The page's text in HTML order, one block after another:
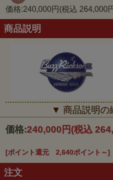
価格:240,000円(税込 264,000
商品説明
■■■BUZZ RICKSON'S■■■
BUZZ RICKSON'S バズリクソン
物に対するあくなき追求は細部に
ファスナー、ジッパー、ボアー、
挙げきらないほど細部にまで及ん
への追求とい えます。 映画「戦う
イーンが演じる役名に由来する
▼ 商品説明の
価格:240,000円(税込
[ポイント還元 2,640ポイント～]
注文